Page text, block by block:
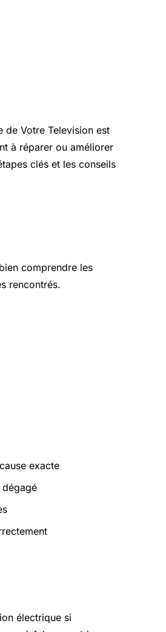
de Votre Television est
à réparer ou améliorer
clés et les conseils
comprendre les
rencontrés.
exacte
électrique si